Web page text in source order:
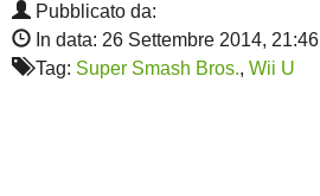
Pubblicato da:
In data: 26 Settembre 2014, 21:46
Tag: Super Smash Bros., Wii U